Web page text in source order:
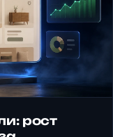
рост